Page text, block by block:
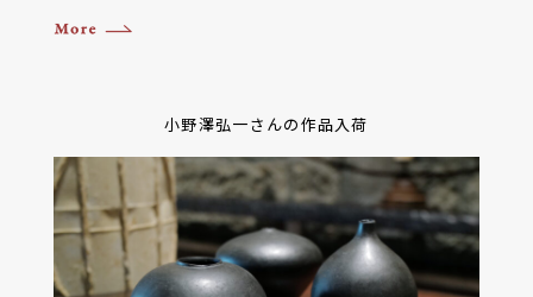
小野澤弘一さんの作品入荷